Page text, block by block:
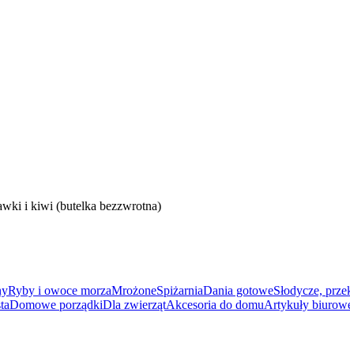
Ryby i owoce morzaMrożoneSpiżarniaDania gotoweSłodycze,
Domowe porządkiDla zwierzątAkcesoria do domuArtykuły
i kiwi (butelka bezzwrotna)